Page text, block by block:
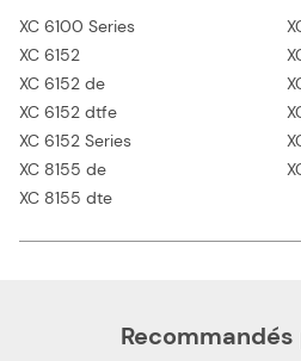
XC 6100 Series
XC 6152
XC 6152 de
XC 6152 dtfe
XC 6152 Series
XC 8155 de
XC 8155 dte